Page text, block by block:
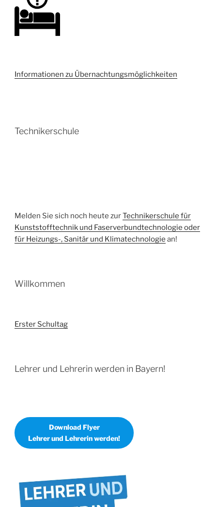
Informationen zu Übernachtungsmöglichkeiten
Technikerschule
Melden Sie sich noch heute zurTechnikerschule für
Kunststofftechnik und Faserverbundtechnologie oder
für Heizungs-, Sanitär und Klimatechnologie an!
Willkommen
Erster Schultag
Lehrer und Lehrerin werden in Bayern!
Download Flyer
Lehrer und Lehrerin werden!